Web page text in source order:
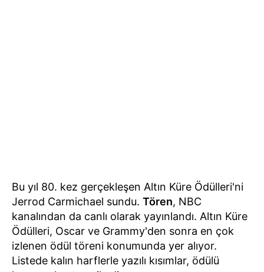
Bu yıl 80. kez gerçekleşen Altın Küre Ödülleri'ni
Jerrod Carmichael sundu. Tören, NBC
kanalından da canlı olarak yayınlandı. Altın Küre
Ödülleri, Oscar ve Grammy'den sonra en çok
izlenen ödül töreni konumunda yer alıyor.
Listede kalın harflerle yazılı kısımlar, ödülü